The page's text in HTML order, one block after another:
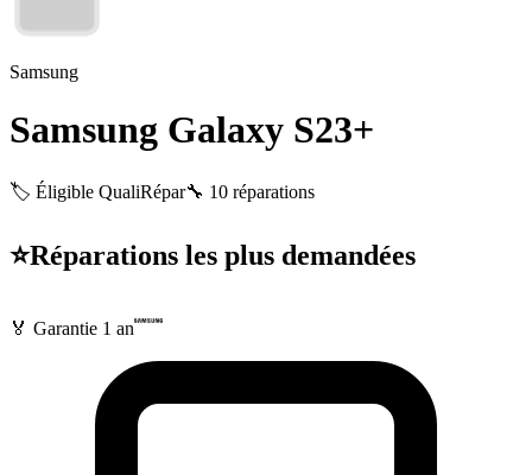
Samsung
Samsung Galaxy S23+
🏷️ Éligible QualiRépar🔧 10 réparations
⭐Réparations les plus demandées
🏅 Garantie 1 an